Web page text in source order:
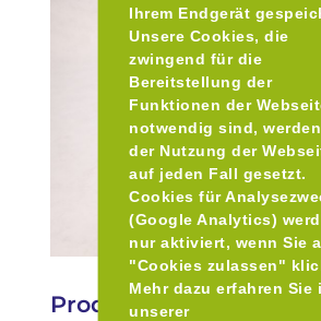
Ihrem Endgerät
Unsere Cookies, die
zwingend für die
Bereitstellung der
Funktionen der
notwendig sind,
der Nutzung der
auf jeden Fall gesetzt.
Cookies für
(Google Analytics)
nur aktiviert, wenn Sie
"Cookies zulassen"
Mehr dazu erfahren Sie
unserer
Produkte